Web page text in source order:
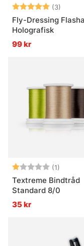
Betyg: (3)
5.0
Fly-Dressing
Holografisk
99 kr
Betyg: (1)
1.0
Textreme Bindtråd
Standard 8/0
35 kr